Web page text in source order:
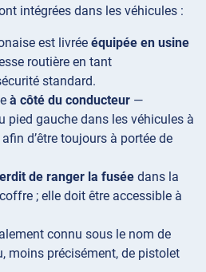
intégrées dans les véhicules :
est livrée équipée en usine
routière en tant
standard.
à côté du conducteur —
pied gauche dans les véhicules à
d’être toujours à portée de
de ranger la fusée dans la
; elle doit être accessible à
connu sous le nom de
moins précisément, de pistolet